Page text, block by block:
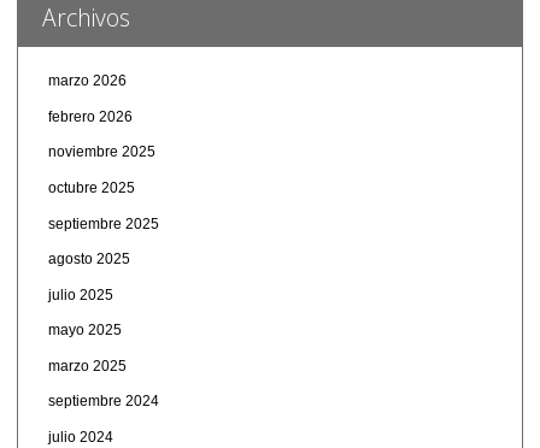
Archivos
marzo 2026
febrero 2026
noviembre 2025
octubre 2025
septiembre 2025
agosto 2025
julio 2025
mayo 2025
marzo 2025
septiembre 2024
julio 2024